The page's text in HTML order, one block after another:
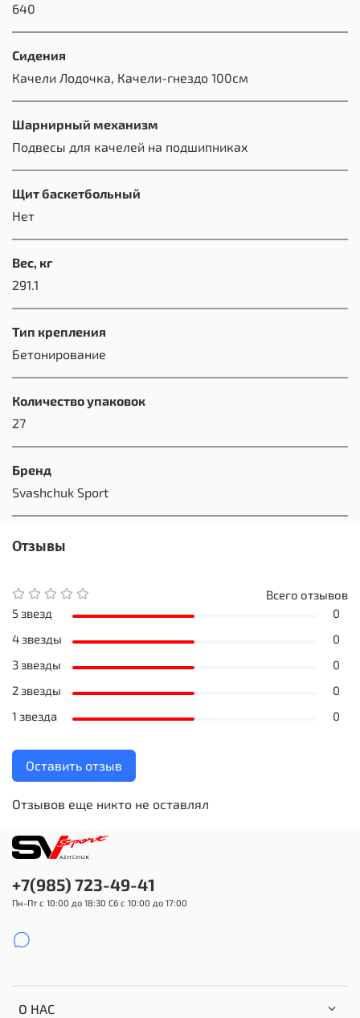
640
Сидения
Качели Лодочка, Качели-гнездо 100см
Шарнирный механизм
Подвесы для качелей на подшипниках
Щит баскетбольный
Нет
Вес, кг
291.1
Тип крепления
Бетонирование
Количество упаковок
27
Бренд
Svashchuk Sport
Отзывы
Отзывов еще никто не оставлял
Всего отзывов
5 звезд
0
4 звезды
0
3 звезды
0
2 звезды
0
1 звезда
0
Оставить отзыв
О НАС
+7(985) 723-49-41
Пн-Пт с 10:00 до 18:30 Сб с 10:00 до 17:00